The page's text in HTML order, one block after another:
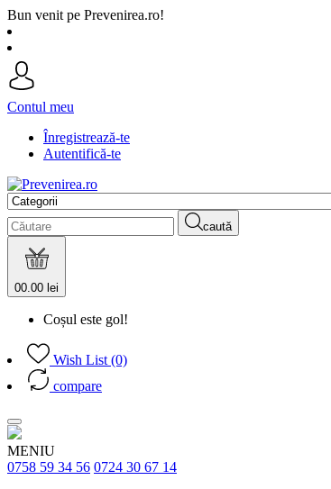
Bun venit pe Prevenirea.ro!
Contul meu
Înregistrează-te
Autentifică-te
caută
00.00 lei
Coșul este gol!
Wish List (0)
compare
MENIU
0758 59 34 56 0724 30 67 14